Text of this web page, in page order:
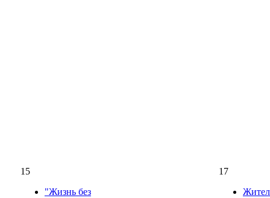
15
"Жизнь без
17